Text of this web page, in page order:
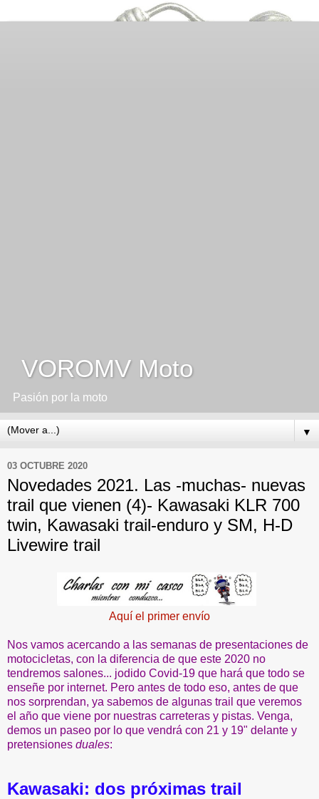
VOROMV Moto
Pasión por la moto
▼
03 OCTUBRE 2020
Novedades 2021. Las -muchas- nuevas
trail que vienen (4)- Kawasaki KLR 700
twin, Kawasaki trail-enduro y SM, H-D
Livewire trail
Aquí el primer envío
Nos vamos acercando a las semanas de presentaciones de
motocicletas, con la diferencia de que este 2020 no
tendremos salones... jodido Covid-19 que hará que todo se
enseñe por internet. Pero antes de todo eso, antes de que
nos sorprendan, ya sabemos de algunas trail que veremos
el año que viene por nuestras carreteras y pistas. Venga,
demos un paseo por lo que vendrá con 21 y 19" delante y
pretensiones duales:
Kawasaki: dos próximas trail